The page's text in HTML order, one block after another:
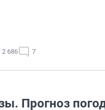
2 686 7
Прогноз